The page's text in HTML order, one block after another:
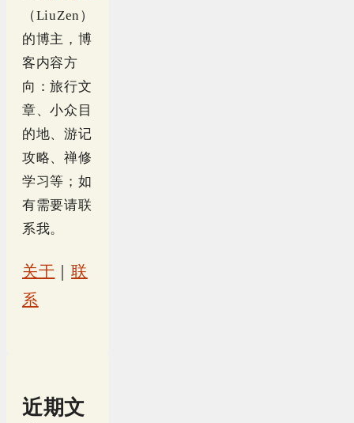
（LiuZen）
的博主，博
客内容方
向：旅行文
章、小众目
的地、游记
攻略、禅修
学习等；如
有需要请联
系我。
关于 ｜联
系
近期文